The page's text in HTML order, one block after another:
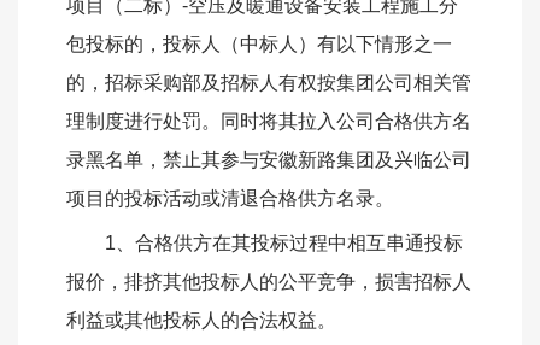
项目（二标） -空压及暖通设备安装工程施工分
包投标的，投标人（中标人）有以下情形之一
的，招标采购部及招标人有权按集团公司相关管
理制度进行处罚。同时将其拉入公司合格供方名
录黑名单，禁止其参与安徽新路集团及兴临公司
项目的投标活动或清退合格供方名录。
1、合格供方在其投标过程中相互串通投标
报价，排挤其他投标人的公平竞争，损害招标人
利益或其他投标人的合法权益。